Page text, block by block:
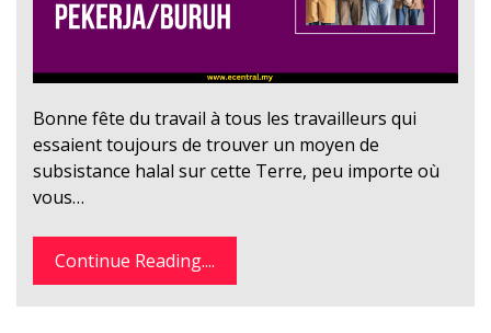
Bonne fête du travail à tous les travailleurs qui
essaient toujours de trouver un moyen de
subsistance halal sur cette Terre, peu importe où
vous…
Continue Reading....